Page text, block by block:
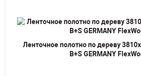
Ленточное полотно по дереву
B+S GERMANY